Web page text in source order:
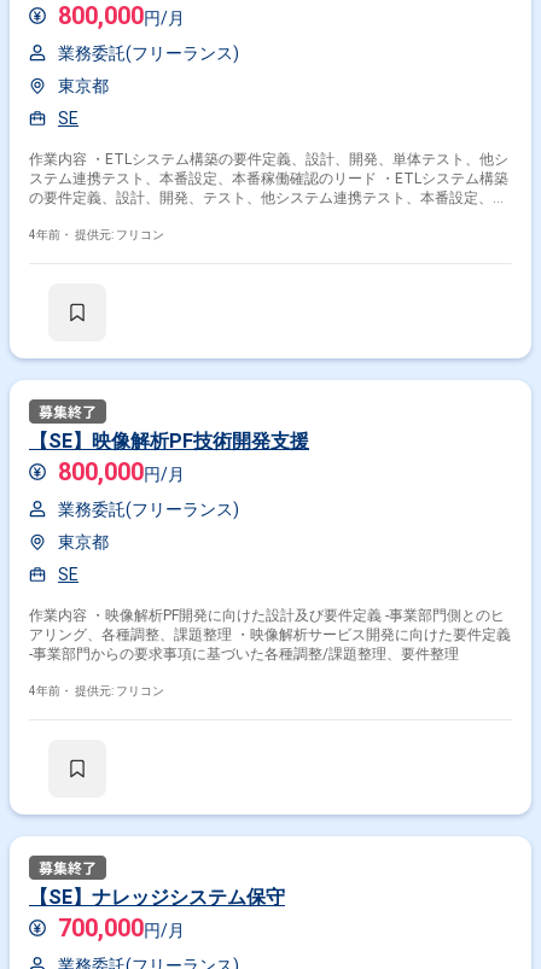
800,000円/月
業務委託(フリーランス)
東京都
SE
作業内容 ・ETLシステム構築の要件定義、設計、開発、単体テスト、他シ
ステム連携テスト、本番設定、本番稼働確認のリード ・ETLシステム構築
の要件定義、設計、開発、テスト、他システム連携テスト、本番設定、本
4年前・ 提供元: フリコン
【SE】映像解析PF技術開発支援
800,000円/月
業務委託(フリーランス)
東京都
SE
作業内容 ・映像解析PF開発に向けた設計及び要件定義 -事業部門側とのヒ
アリング、各種調整、課題整理 ・映像解析サービス開発に向けた要件定義
-事業部門からの要求事項に基づいた各種調整/課題整理、要件整理
4年前・ 提供元: フリコン
【SE】ナレッジシステム保守
700,000円/月
特徴で絞り込む
SE × 副業
その他の条件で検索する